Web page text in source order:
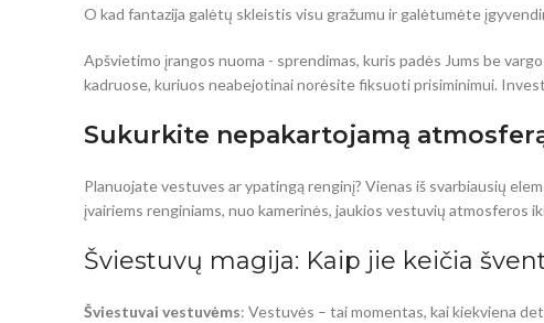
O kad fantazija galėtų skleistis visu gražumu ir galėtumėte
Apšvietimo įrangos nuoma - sprendimas, kuris padės Jums be
kadruose, kuriuos neabejotinai norėsite fiksuoti prisiminimui.
Sukurkite nepakartojamą
Planuojate vestuves ar ypatingą renginį? Vienas iš svarbiausių
įvairiems renginiams, nuo kamerinės, jaukios vestuvių atmosferos
Šviestuvų magija: Kaip jie keičia
Šviestuvai vestuvėms: Vestuvės – tai momentas, kai kiekviena